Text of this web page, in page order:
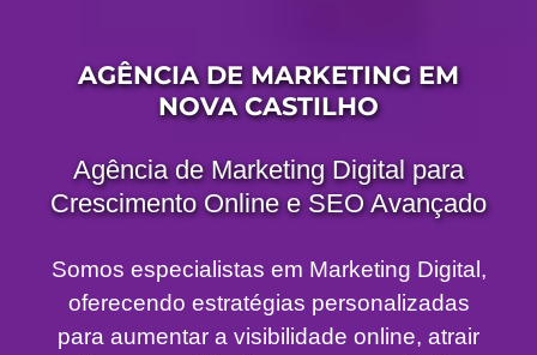
AGÊNCIA DE MARKETING EM
NOVA CASTILHO
Agência de Marketing Digital para
Crescimento Online e SEO Avançado
Somos especialistas em Marketing Digital,
oferecendo estratégias personalizadas
para aumentar a visibilidade online, atrair